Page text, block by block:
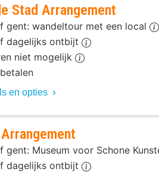
Stad Arrangement
gent: wandeltour met een local
dagelijks ontbijt
niet mogelijk
en opties
gent: Museum voor Schone
dagelijks ontbijt